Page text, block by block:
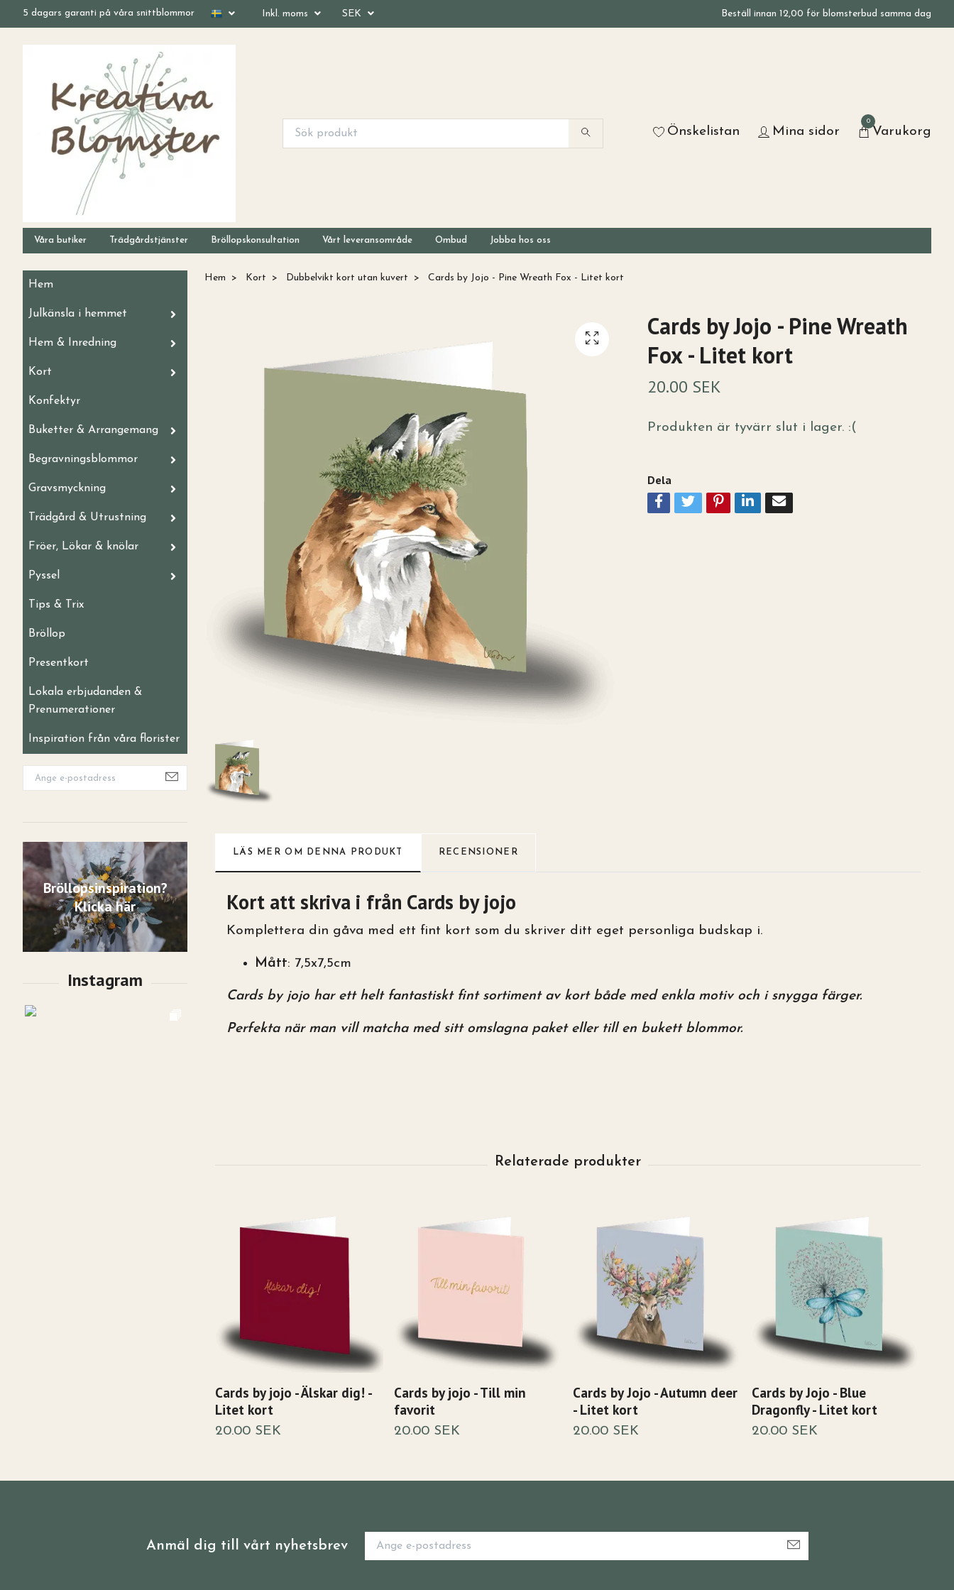
5 dagars garanti på våra snittblommor Inkl. moms SEK Beställ innan 12,00 för blomsterbud samma dag
Önskelistan Mina sidor
0
Varukorg
Våra butiker Trädgårdstjänster Bröllopskonsultation Vårt leveransområde Ombud Jobba hos oss
Hem
Julkänsla i hemmet
Hem & Inredning
Kort
Konfektyr
Buketter & Arrangemang
Begravningsblommor
Gravsmyckning
Trädgård & Utrustning
Fröer, Lökar & knölar
Pyssel
Tips & Trix
Bröllop
Presentkort
Lokala erbjudanden &
Prenumerationer
Inspiration från våra florister
Bröllopsinspiration?
Klicka här
Hem Kort Dubbelvikt kort utan kuvert Cards by Jojo - Pine Wreath Fox - Litet kort
Cards by Jojo - Pine Wreath
Fox - Litet kort
20.00 SEK
Produkten är tyvärr slut i lager. :(
Dela
LÄS MER OM DENNA PRODUKT RECENSIONER
Kort att skriva i från Cards by jojo
Komplettera din gåva med ett fint kort som du skriver ditt eget personliga budskap i.
Mått: 7,5x7,5cm
Cards by jojo har ett helt fantastiskt fint sortiment av kort både med enkla motiv och i snygga färger.
Perfekta när man vill matcha med sitt omslagna paket eller till en bukett blommor.
Cards by jojo - Älskar dig! -
Litet kort
20.00 SEK
Cards by jojo - Till min
favorit
20.00 SEK
Cards by Jojo - Autumn deer
- Litet kort
20.00 SEK
Cards by Jojo - Blue
Dragonfly - Litet kort
20.00 SEK
Anmäl dig till vårt nyhetsbrev